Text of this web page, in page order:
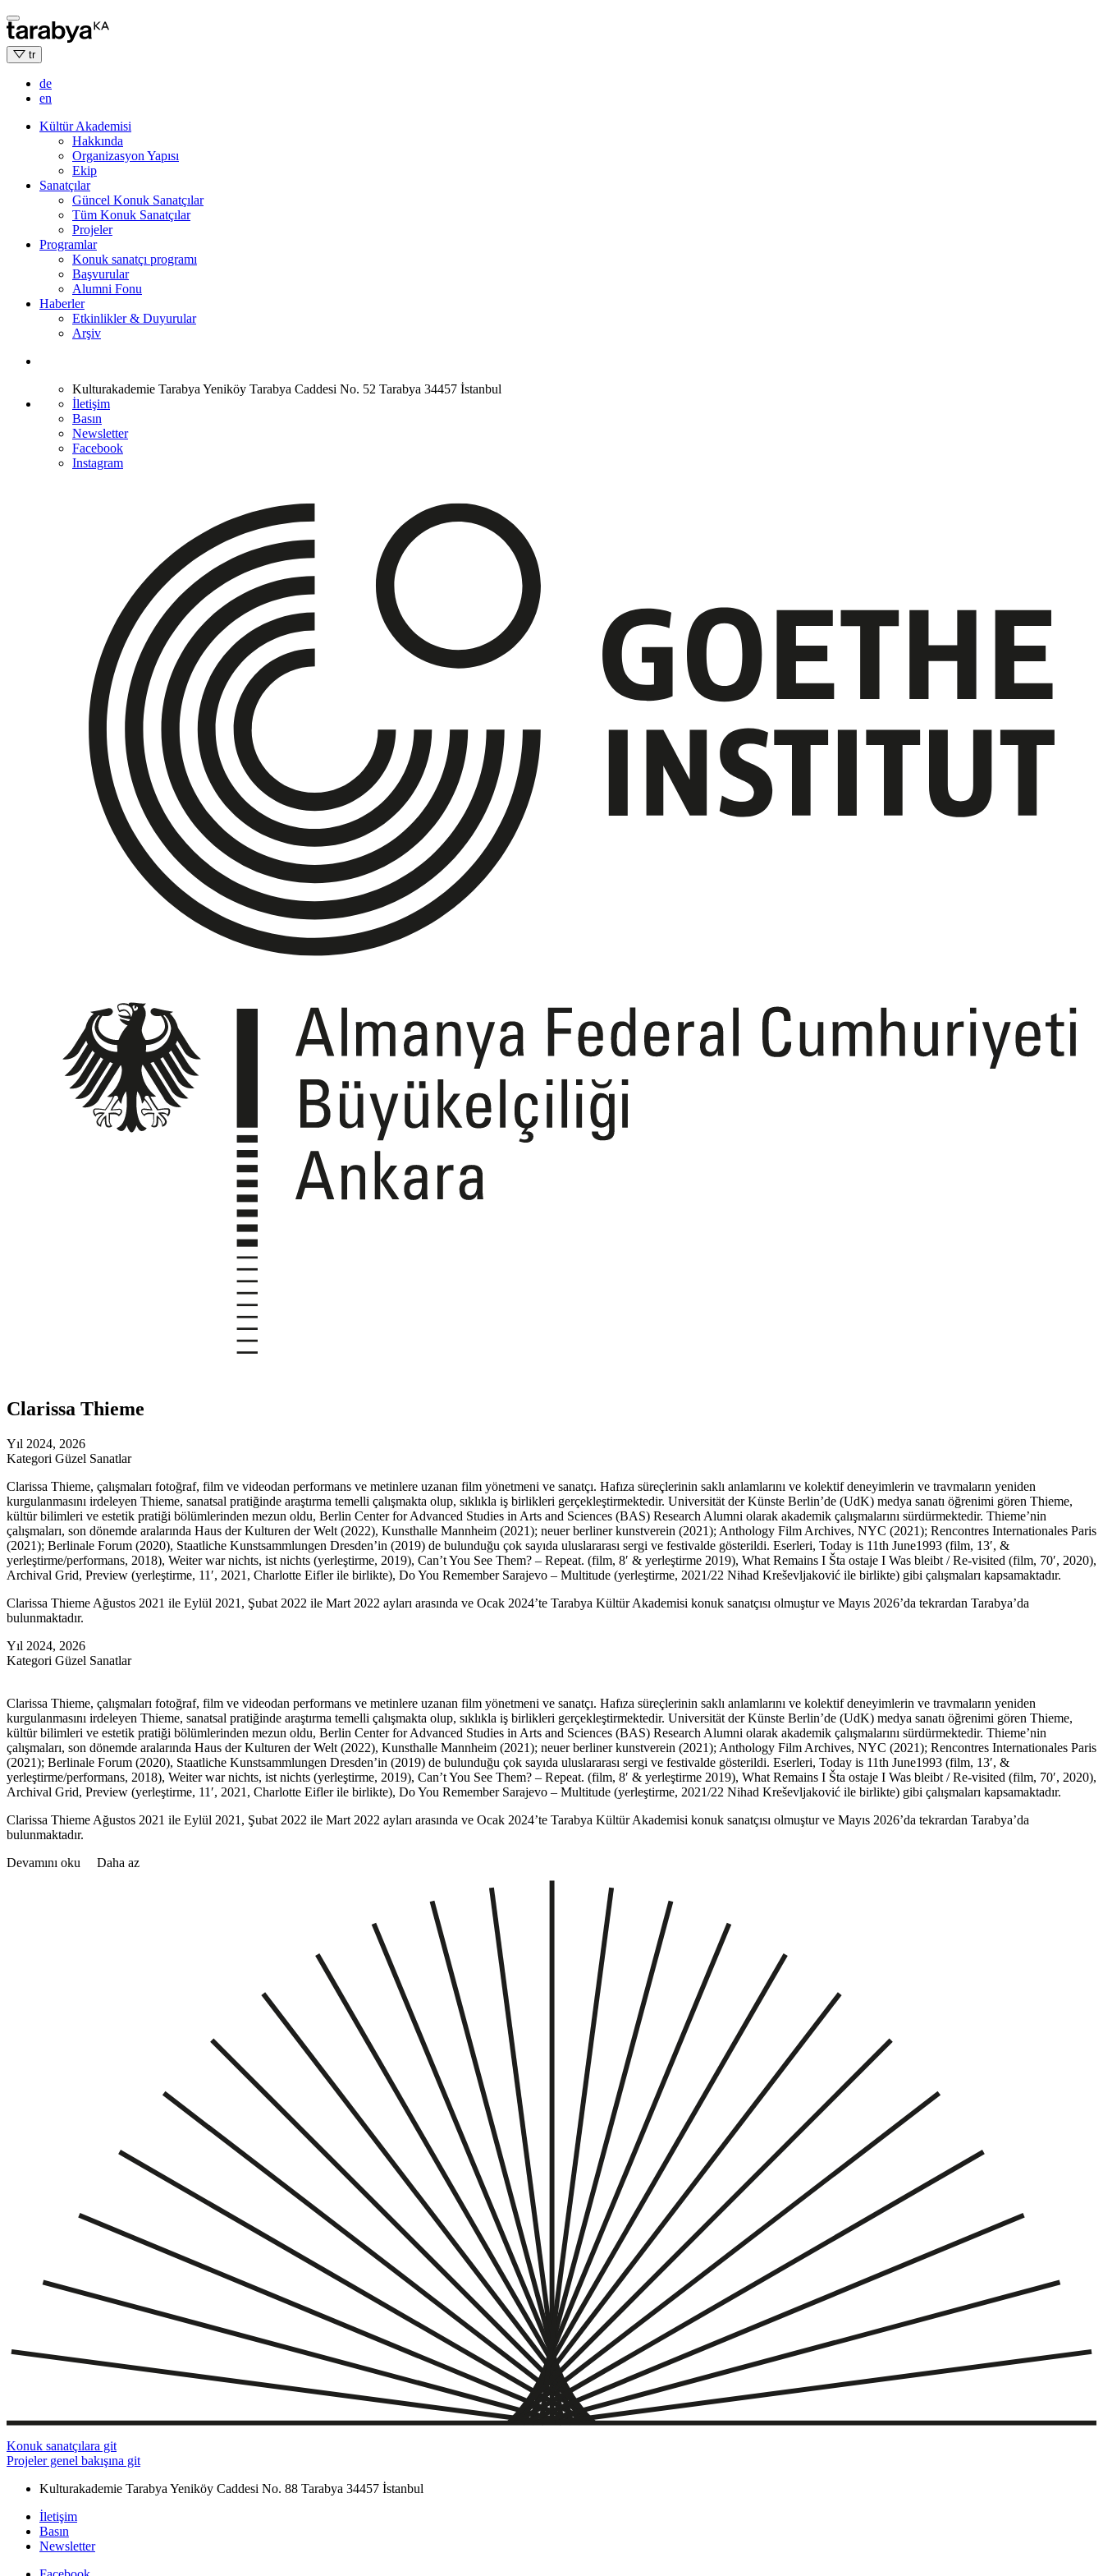
Skip
to
content
tr
de
en
Kültür Akademisi
Hakkında
Organizasyon Yapısı
Ekip
Sanatçılar
Güncel Konuk Sanatçılar
Tüm Konuk Sanatçılar
Projeler
Programlar
Konuk sanatçı programı
Başvurular
Alumni Fonu
Haberler
Etkinlikler & Duyurular
Arşiv
Kulturakademie Tarabya Yeniköy Tarabya Caddesi No. 52 Tarabya 34457 İstanbul
İletişim
Basın
Newsletter
Facebook
Instagram
Clarissa Thieme
Yıl 2024, 2026
Kategori Güzel Sanatlar
Clarissa Thieme, çalışmaları fotoğraf, film ve videodan performans ve metinlere uzanan film yönetmeni ve sanatçı. Hafıza süreçlerinin saklı anlamlarını ve kolektif deneyimlerin ve travmaların yeniden
kurgulanmasını irdeleyen Thieme, sanatsal pratiğinde araştırma temelli çalışmakta olup, sıklıkla iş birlikleri gerçekleştirmektedir. Universität der Künste Berlin’de (UdK) medya sanatı öğrenimi gören Thieme,
kültür bilimleri ve estetik pratiği bölümlerinden mezun oldu, Berlin Center for Advanced Studies in Arts and Sciences (BAS) Research Alumni olarak akademik çalışmalarını sürdürmektedir. Thieme’nin
çalışmaları, son dönemde aralarında Haus der Kulturen der Welt (2022), Kunsthalle Mannheim (2021); neuer berliner kunstverein (2021); Anthology Film Archives, NYC (2021); Rencontres Internationales Paris
(2021); Berlinale Forum (2020), Staatliche Kunstsammlungen Dresden’in (2019) de bulunduğu çok sayıda uluslararası sergi ve festivalde gösterildi. Eserleri, Today is 11th June1993 (film, 13′, &
yerleştirme/performans, 2018), Weiter war nichts, ist nichts (yerleştirme, 2019), Can’t You See Them? – Repeat. (film, 8′ & yerleştirme 2019), What Remains I Šta ostaje I Was bleibt / Re-visited (film, 70′, 2020),
Archival Grid, Preview (yerleştirme, 11′, 2021, Charlotte Eifler ile birlikte), Do You Remember Sarajevo – Multitude (yerleştirme, 2021/22 Nihad Kreševljaković ile birlikte) gibi çalışmaları kapsamaktadır.
Clarissa Thieme Ağustos 2021 ile Eylül 2021, Şubat 2022 ile Mart 2022 ayları arasında ve Ocak 2024’te Tarabya Kültür Akademisi konuk sanatçısı olmuştur ve Mayıs 2026’da tekrardan Tarabya’da
bulunmaktadır.
Yıl 2024, 2026
Kategori Güzel Sanatlar
Clarissa Thieme, çalışmaları fotoğraf, film ve videodan performans ve metinlere uzanan film yönetmeni ve sanatçı. Hafıza süreçlerinin saklı anlamlarını ve kolektif deneyimlerin ve travmaların yeniden
kurgulanmasını irdeleyen Thieme, sanatsal pratiğinde araştırma temelli çalışmakta olup, sıklıkla iş birlikleri gerçekleştirmektedir. Universität der Künste Berlin’de (UdK) medya sanatı öğrenimi gören Thieme,
kültür bilimleri ve estetik pratiği bölümlerinden mezun oldu, Berlin Center for Advanced Studies in Arts and Sciences (BAS) Research Alumni olarak akademik çalışmalarını sürdürmektedir. Thieme’nin
çalışmaları, son dönemde aralarında Haus der Kulturen der Welt (2022), Kunsthalle Mannheim (2021); neuer berliner kunstverein (2021); Anthology Film Archives, NYC (2021); Rencontres Internationales Paris
(2021); Berlinale Forum (2020), Staatliche Kunstsammlungen Dresden’in (2019) de bulunduğu çok sayıda uluslararası sergi ve festivalde gösterildi. Eserleri, Today is 11th June1993 (film, 13′, &
yerleştirme/performans, 2018), Weiter war nichts, ist nichts (yerleştirme, 2019), Can’t You See Them? – Repeat. (film, 8′ & yerleştirme 2019), What Remains I Šta ostaje I Was bleibt / Re-visited (film, 70′, 2020),
Archival Grid, Preview (yerleştirme, 11′, 2021, Charlotte Eifler ile birlikte), Do You Remember Sarajevo – Multitude (yerleştirme, 2021/22 Nihad Kreševljaković ile birlikte) gibi çalışmaları kapsamaktadır.
Clarissa Thieme Ağustos 2021 ile Eylül 2021, Şubat 2022 ile Mart 2022 ayları arasında ve Ocak 2024’te Tarabya Kültür Akademisi konuk sanatçısı olmuştur ve Mayıs 2026’da tekrardan Tarabya’da
bulunmaktadır.
Devamını oku
Daha az
Konuk sanatçılara git
Projeler genel bakışına git
Kulturakademie Tarabya Yeniköy Caddesi No. 88 Tarabya 34457 İstanbul
İletişim
Basın
Newsletter